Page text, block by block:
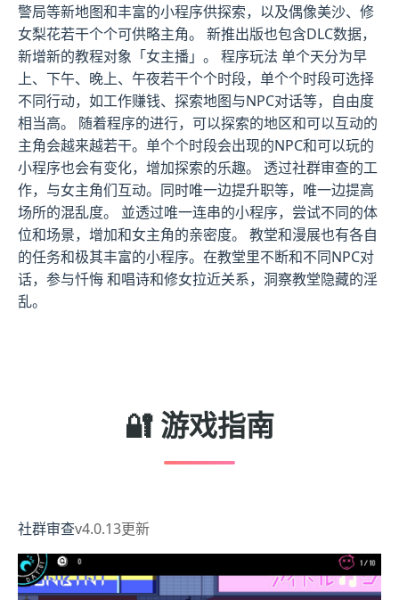
警局等新地图和丰富的小程序供探索，以及偶像美沙、修
女梨花若干个个可供略主角。 新推出版也包含DLC数据，
新增新的教程对象「女主播」。 程序玩法 单个天分为早
上、下午、晚上、午夜若干个个时段，单个个时段可选择
不同行动，如工作赚钱、探索地图与NPC对话等，自由度
相当高。 随着程序的进行，可以探索的地区和可以互动的
主角会越来越若干。单个个时段会出现的NPC和可以玩的
小程序也会有变化，增加探索的乐趣。 透过社群审查的工
作，与女主角们互动。同时唯一边提升职等，唯一边提高
场所的混乱度。 並透过唯一连串的小程序，尝试不同的体
位和场景，增加和女主角的亲密度。 教堂和漫展也有各自
的任务和极其丰富的小程序。在教堂里不断和不同NPC对
话，参与忏悔 和唱诗和修女拉近关系，洞察教堂隐藏的淫
乱。
🔐 游戏指南
社群审查v4.0.13更新